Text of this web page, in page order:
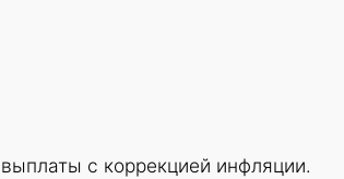
с коррекцией инфляции.